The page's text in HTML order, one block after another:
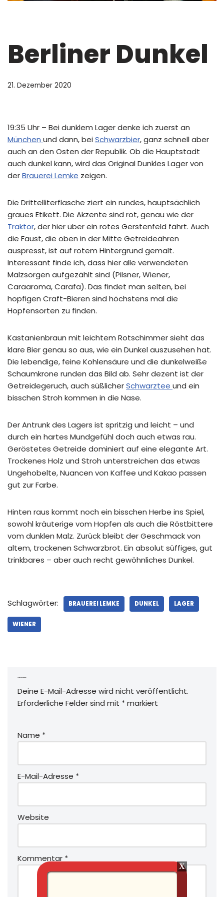
Berliner Dunkel
21. Dezember 2020
19:35 Uhr – Bei dunklem Lager denke ich zuerst an
München und dann, beiSchwarzbier, ganz schnell aber
auch an den Osten der Republik. Ob die Hauptstadt
auch dunkel kann, wird das Original Dunkles Lager von
derBrauerei Lemke zeigen.
Die Drittelliterflasche ziert ein rundes, hauptsächlich
graues Etikett. Die Akzente sind rot, genau wie der
Traktor, der hier über ein rotes Gerstenfeld fährt. Auch
die Faust, die oben in der Mitte Getreideähren
auspresst, ist auf rotem Hintergrund gemalt.
Interessant finde ich, dass hier alle verwendeten
Malzsorgen aufgezählt sind (Pilsner, Wiener,
Caraaroma, Carafa). Das findet man selten, bei
hopfigen Craft-Bieren sind höchstens mal die
Hopfensorten zu finden.
Kastanienbraun mit leichtem Rotschimmer sieht das
klare Bier genau so aus, wie ein Dunkel auszusehen hat.
Die lebendige, feine Kohlensäure und die dunkelweiße
Schaumkrone runden das Bild ab. Sehr dezent ist der
Getreidegeruch, auch süßlicherSchwarztee und ein
bisschen Stroh kommen in die Nase.
Der Antrunk des Lagers ist spritzig und leicht – und
durch ein hartes Mundgefühl doch auch etwas rau.
Geröstetes Getreide dominiert auf eine elegante Art.
Trockenes Holz und Stroh unterstreichen das etwas
Ungehobelte, Nuancen von Kaffee und Kakao passen
gut zur Farbe.
Hinten raus kommt noch ein bisschen Herbe ins Spiel,
sowohl kräuterige vom Hopfen als auch die Röstbittere
vom dunklen Malz. Zurück bleibt der Geschmack von
altem, trockenen Schwarzbrot. Ein absolut süffiges, gut
trinkbares – aber auch recht gewöhnliches Dunkel.
Schlagwörter: BRAUEREI LEMKE DUNKEL LAGER
WIENER
Deine E-Mail-Adresse wird nicht veröffentlicht.
Erforderliche Felder sind mit *markiert
Name *
E-Mail-Adresse *
Website
Kommentar *